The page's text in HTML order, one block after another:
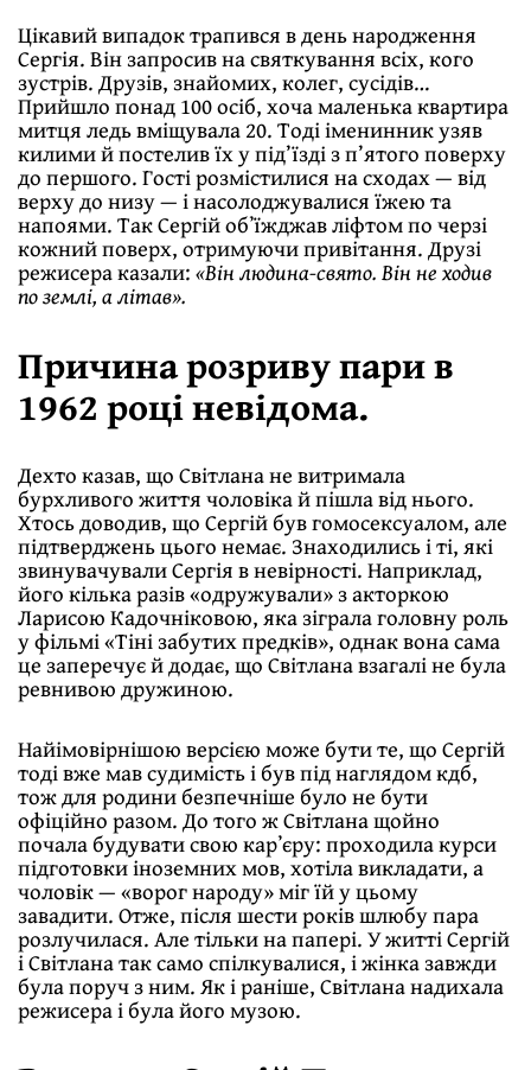
Цікавий випадок трапився в день народження
Сергія. Він запросив на святкування всіх, кого
зус­трів. Друзів, знайомих, колег, сусідів…
Прийшло понад 100 осіб, хоча маленька квартира
митця ледь вміщувала 20. Тоді іменинник узяв
килими й постелив їх у під’їзді з п’ятого поверху
до першого. Гості розмістилися на сходах — від
верху до низу — і насолоджувалися їжею та
напоями. Так Сергій обʼїжджав ліфтом по черзі
кожний поверх, отримуючи привітання. Друзі
режисера казали:«Він людина-свято. Він не ходив
по землі, а літав».
Причина розриву пари в
1962 році невідома.
Дехто казав, що Світлана не витримала
бурхливого життя чоловіка й пішла від нього.
Хтось доводив, що Сергій був гомосексуалом, але
підтверджень цього немає. Знаходились і ті, які
звинувачували Сергія в невірності. Наприклад,
його кілька разів «одружували» з акторкою
Ларисою Кадочніковою, яка зіграла головну роль
у фільмі «Тіні забутих предків», однак вона сама
це заперечує й додає, що Світлана взагалі не була
ревнивою дружиною.
Найімовірнішою версією може бути те, що Сергій
тоді вже мав судимість і був під наглядом кдб,
тож для родини безпечніше було не бути
офіційно разом. До того ж Світлана щойно
почала будувати свою карʼєру: проходила курси
підготовки іноземних мов, хотіла викладати, а
чоловік — «ворог народу» міг їй у цьому
завадити. Отже, після шести років шлюбу пара
розлучилася. Але тільки на папері. У житті Сергій
і Світлана так само спілкувалися, і жінка завжди
була поруч з ним. Як і раніше, Світлана надихала
режисера і була його музою.